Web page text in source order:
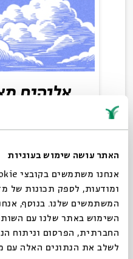
האתר עושה שימוש בעוגיות
ומודעות, לספק תכונות של
המשתמשים שלנו. בנוסף,
השימוש באתר שלנו עם
החברתית, הפרסום וניתוח
לשלב את הנתונים האלה עם
אלוהים
מבוא
יהושע
ד"ר דרור בונדי